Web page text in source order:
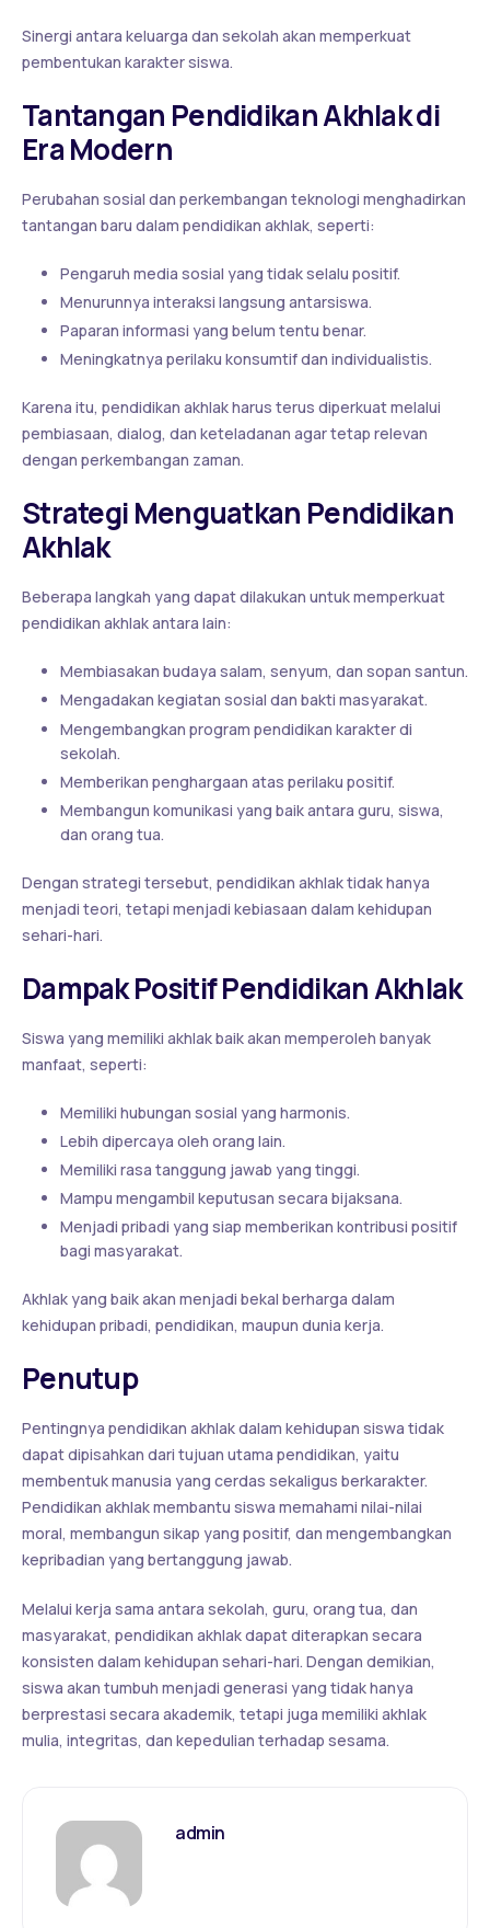
Sinergi antara keluarga dan sekolah akan memperkuat
pembentukan karakter siswa.
Tantangan Pendidikan Akhlak di
Era Modern
Perubahan sosial dan perkembangan teknologi menghadirkan
tantangan baru dalam pendidikan akhlak, seperti:
Pengaruh media sosial yang tidak selalu positif.
Menurunnya interaksi langsung antarsiswa.
Paparan informasi yang belum tentu benar.
Meningkatnya perilaku konsumtif dan individualistis.
Karena itu, pendidikan akhlak harus terus diperkuat melalui
pembiasaan, dialog, dan keteladanan agar tetap relevan
dengan perkembangan zaman.
Strategi Menguatkan Pendidikan
Akhlak
Beberapa langkah yang dapat dilakukan untuk memperkuat
pendidikan akhlak antara lain:
Membiasakan budaya salam, senyum, dan sopan santun.
Mengadakan kegiatan sosial dan bakti masyarakat.
Mengembangkan program pendidikan karakter di
sekolah.
Memberikan penghargaan atas perilaku positif.
Membangun komunikasi yang baik antara guru, siswa,
dan orang tua.
Dengan strategi tersebut, pendidikan akhlak tidak hanya
menjadi teori, tetapi menjadi kebiasaan dalam kehidupan
sehari-hari.
Dampak Positif Pendidikan Akhlak
Siswa yang memiliki akhlak baik akan memperoleh banyak
manfaat, seperti:
Memiliki hubungan sosial yang harmonis.
Lebih dipercaya oleh orang lain.
Memiliki rasa tanggung jawab yang tinggi.
Mampu mengambil keputusan secara bijaksana.
Menjadi pribadi yang siap memberikan kontribusi positif
bagi masyarakat.
Akhlak yang baik akan menjadi bekal berharga dalam
kehidupan pribadi, pendidikan, maupun dunia kerja.
Penutup
Pentingnya pendidikan akhlak dalam kehidupan siswa tidak
dapat dipisahkan dari tujuan utama pendidikan, yaitu
membentuk manusia yang cerdas sekaligus berkarakter.
Pendidikan akhlak membantu siswa memahami nilai-nilai
moral, membangun sikap yang positif, dan mengembangkan
kepribadian yang bertanggung jawab.
Melalui kerja sama antara sekolah, guru, orang tua, dan
masyarakat, pendidikan akhlak dapat diterapkan secara
konsisten dalam kehidupan sehari-hari. Dengan demikian,
siswa akan tumbuh menjadi generasi yang tidak hanya
berprestasi secara akademik, tetapi juga memiliki akhlak
mulia, integritas, dan kepedulian terhadap sesama.
admin